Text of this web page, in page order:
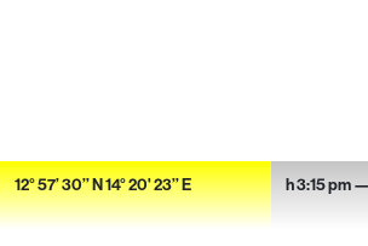
12° 57’ 30’’ N 14° 20' 23’’ E h 3:15 pm